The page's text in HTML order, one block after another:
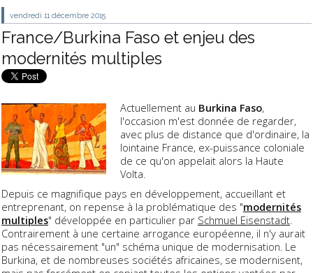
vendredi 11 décembre 2015
France/Burkina Faso et enjeu des
modernités multiples
Actuellement au Burkina Faso,
l'occasion m'est donnée de regarder,
avec plus de distance que d'ordinaire, la
lointaine France, ex-puissance coloniale
de ce qu'on appelait alors la Haute
Volta.
Depuis ce magnifique pays en développement, accueillant et
entreprenant, on repense à la problématique des "modernités
multiples" développée en particulier par Schmuel Eisenstadt
Contrairement à une certaine arrogance européenne, il n'y aurait
pas nécessairement "un" schéma unique de modernisation. Le
Burkina, et de nombreuses sociétés africaines, se modernisent,